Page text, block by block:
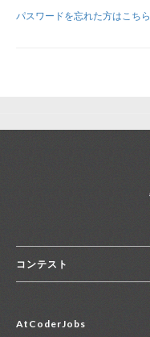
新規登録
パスワードを忘れた方はこちら
コンテスト
コンテスト一覧
AtCoderJobs